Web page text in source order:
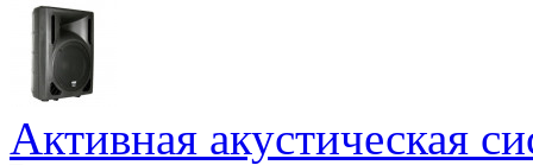
Активная акустическая